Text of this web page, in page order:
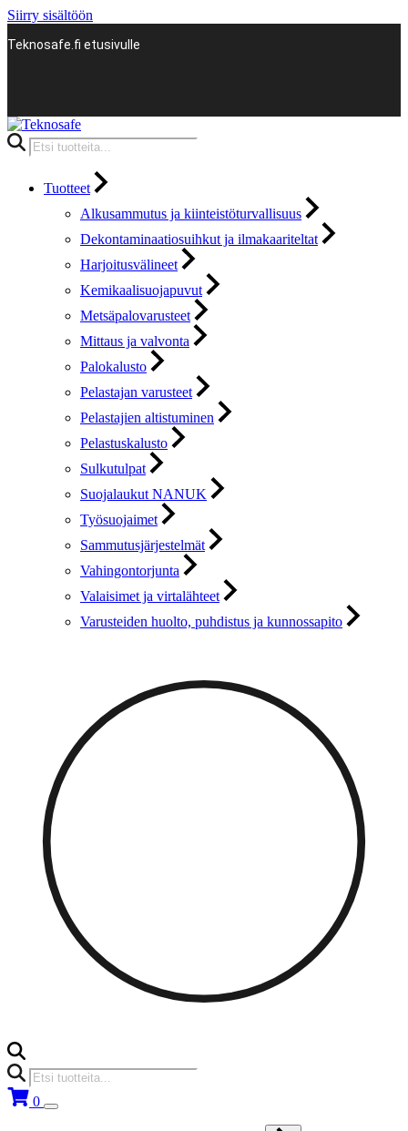
Siirry sisältöön
Teknosafe.fi etusivulle
Products
search
Tuotteet
Alkusammutus ja kiinteistöturvallisuus
Dekontaminaatiosuihkut ja ilmakaariteltat
Harjoitusvälineet
Kemikaalisuojapuvut
Metsäpalovarusteet
Mittaus ja valvonta
Palokalusto
Pelastajan varusteet
Pelastajien altistuminen
Pelastuskalusto
Sulkutulpat
Suojalaukut NANUK
Työsuojaimet
Sammutusjärjestelmät
Vahingontorjunta
Valaisimet ja virtalähteet
Varusteiden huolto, puhdistus ja kunnossapito
Products
search
0